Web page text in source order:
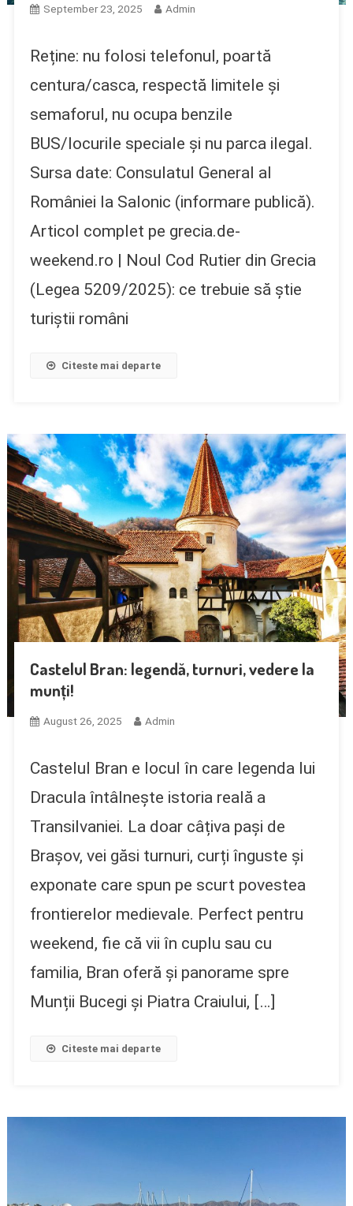
September 23, 2025 Admin
Reține: nu folosi telefonul, poartă
centura/casca, respectă limitele și
semaforul, nu ocupa benzile
BUS/locurile speciale și nu parca ilegal.
Sursa date: Consulatul General al
României la Salonic (informare publică).
Articol complet pe grecia.de-
weekend.ro | Noul Cod Rutier din Grecia
(Legea 5209/2025): ce trebuie să știe
turiștii români
Citeste mai departe
Castelul Bran: legendă, turnuri, vedere la
munți!
August 26, 2025 Admin
Castelul Bran e locul în care legenda lui
Dracula întâlnește istoria reală a
Transilvaniei. La doar câțiva pași de
Brașov, vei găsi turnuri, curți înguste și
exponate care spun pe scurt povestea
frontierelor medievale. Perfect pentru
weekend, fie că vii în cuplu sau cu
familia, Bran oferă și panorame spre
Munții Bucegi și Piatra Craiului, […]
Citeste mai departe